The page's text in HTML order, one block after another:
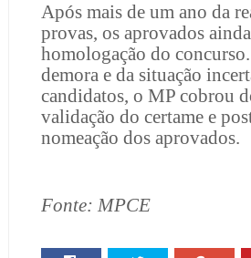
Após mais de um ano da
provas, os aprovados
homologação do
demora e da situação
candidatos, o MP cobrou
validação do certame e
nomeação dos aprovados.
Fonte: MPCE